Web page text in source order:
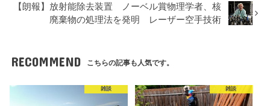
【朗報】放射能除去装置 ノーベル賞物理学者、核
廃棄物の処理法を発明 レーザー空手技術
RECOMMEND こちらの記事も人気です。
雑談 雑談